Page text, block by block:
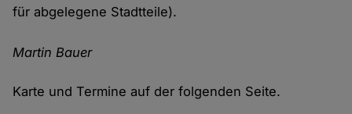
für abgelegene Stadtteile).
Martin Bauer
Karte und Termine auf der folgenden Seite.